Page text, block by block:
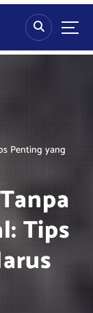
Penting yang
Tips